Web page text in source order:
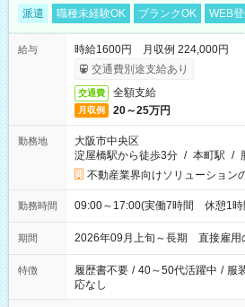
派遣 職種未経験OK ブランクOK WEB
給与
時給1600円 月収例 224,000円
交通費別途支給あり
交通費 全額支給
月収例 20～25万円
勤務地
大阪市中央区
淀屋橋駅から徒歩3分 / 本町駅 /
不動産業界向けソリューション
勤務時間 09:00～17:00(実働7時間 休憩1時
期間 2026年09月上旬～長期 直接雇
特徴 履歴書不要 / 40～50代活躍中 / 服
応なし